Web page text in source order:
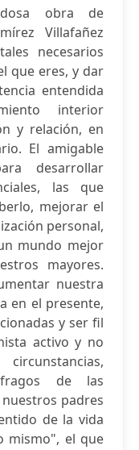
obra de
Villafañez
necesarios
que eres, y dar
entendida
interior
y relación, en
El amigable
desarrollar
las que
mejorar el
personal,
mundo mejor
mayores.
nuestra
en el presente,
y ser fil
activo y no
de las
padres
de la vida
mismo", el que